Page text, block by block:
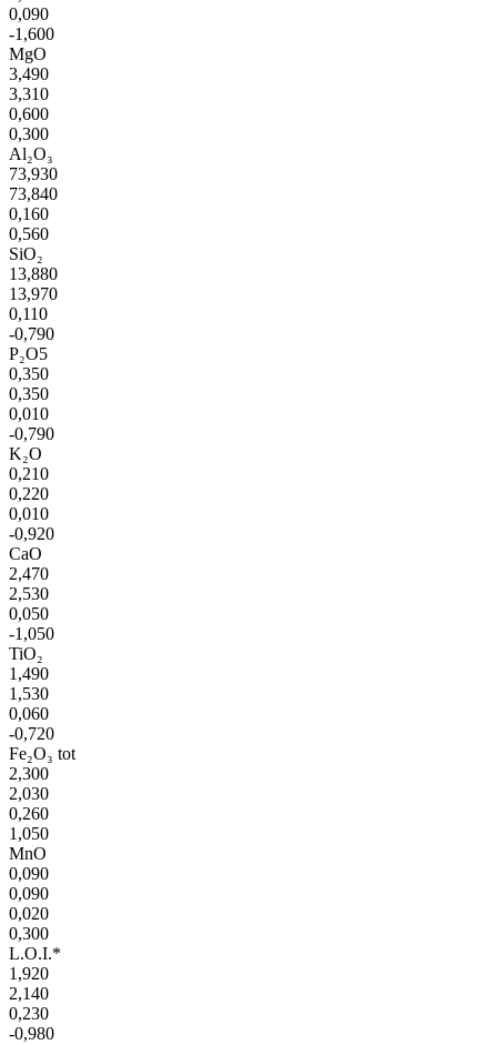
0,090
-1,600
MgO
3,490
3,310
0,600
0,300
Al₂O₃
73,930
73,840
0,160
0,560
SiO₂
13,880
13,970
0,110
-0,790
P₂O5
0,350
0,350
0,010
-0,790
K₂O
0,210
0,220
0,010
-0,920
CaO
2,470
2,530
0,050
-1,050
TiO₂
1,490
1,530
0,060
-0,720
Fe₂O₃ tot
2,300
2,030
0,260
1,050
MnO
0,090
0,090
0,020
0,300
L.O.I.*
1,920
2,140
0,230
-0,980